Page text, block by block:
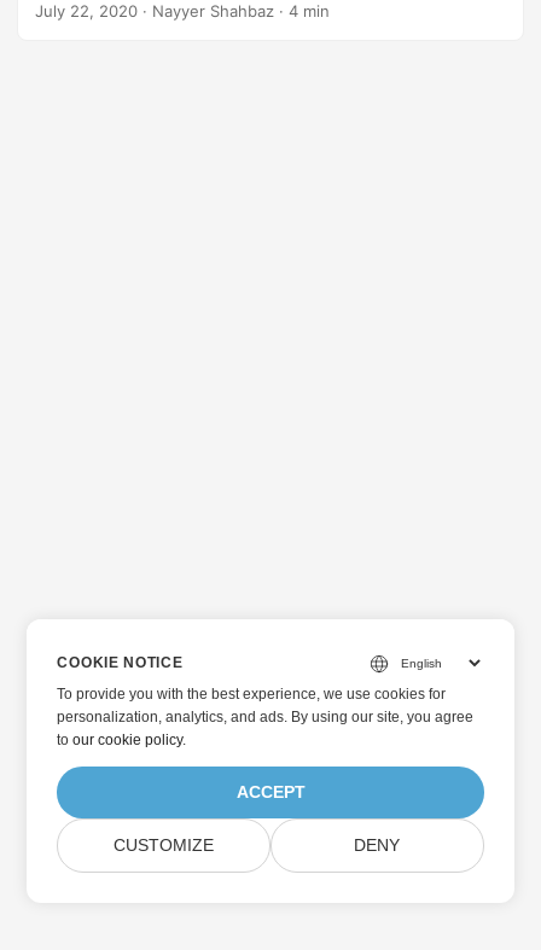
July 22, 2020 · Nayyer Shahbaz · 4 min
COOKIE NOTICE
To provide you with the best experience, we use cookies for
personalization, analytics, and ads. By using our site, you agree
toour cookie policy.
ACCEPT
CUSTOMIZE DENY